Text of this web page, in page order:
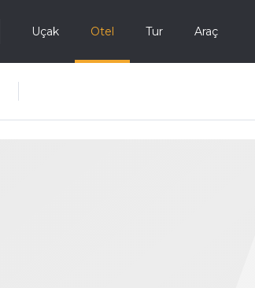
Uçak Otel Tur Araç